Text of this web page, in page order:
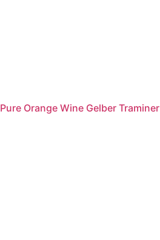
Pure Orange Wine Gelber Traminer